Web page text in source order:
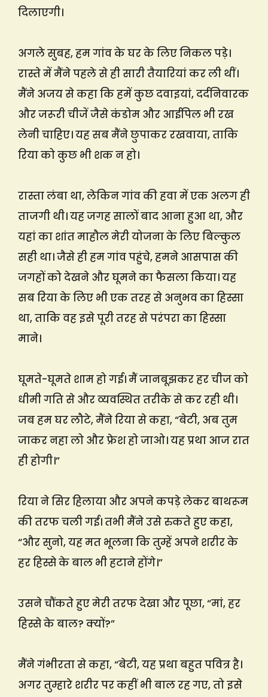
दिलाएगी।
अगले सुबह, हम गांव के घर के लिए निकल पड़े।
रास्ते में मैंने पहले से ही सारी तैयारियां कर ली थीं।
मैंने अजय से कहा कि हमें कुछ दवाइयां, दर्दनिवारक
और जरूरी चीजें जैसे कंडोम और आईपिल भी रख
लेनी चाहिए। यह सब मैंने छुपाकर रखवाया, ताकि
रिया को कुछ भी शक न हो।
रास्ता लंबा था, लेकिन गांव की हवा में एक अलग ही
ताजगी थी। यह जगह सालों बाद आना हुआ था, और
यहां का शांत माहौल मेरी योजना के लिए बिल्कुल
सही था। जैसे ही हम गांव पहुंचे, हमने आसपास की
जगहों को देखने और घूमने का फैसला किया। यह
सब रिया के लिए भी एक तरह से अनुभव का हिस्सा
था, ताकि वह इसे पूरी तरह से परंपरा का हिस्सा
माने।
घूमते-घूमते शाम हो गई। मैं जानबूझकर हर चीज को
धीमी गति से और व्यवस्थित तरीके से कर रही थी।
जब हम घर लौटे, मैंने रिया से कहा, “बेटी, अब तुम
जाकर नहा लो और फ्रेश हो जाओ। यह प्रथा आज रात
ही होगी।”
रिया ने सिर हिलाया और अपने कपड़े लेकर बाथरूम
की तरफ चली गई। तभी मैंने उसे रुकते हुए कहा,
“और सुनो, यह मत भूलना कि तुम्हें अपने शरीर के
हर हिस्से के बाल भी हटाने होंगे।”
उसने चौंकते हुए मेरी तरफ देखा और पूछा, “मां, हर
हिस्से के बाल? क्यों?”
मैंने गंभीरता से कहा, “बेटी, यह प्रथा बहुत पवित्र है।
अगर तुम्हारे शरीर पर कहीं भी बाल रह गए, तो इसे